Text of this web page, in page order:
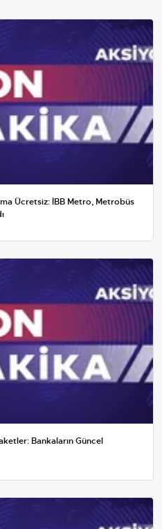
Ücretsiz: İBB Metro, Metrobüs
Bankaların Güncel